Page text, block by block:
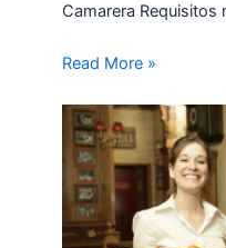
Camarera
Read More »